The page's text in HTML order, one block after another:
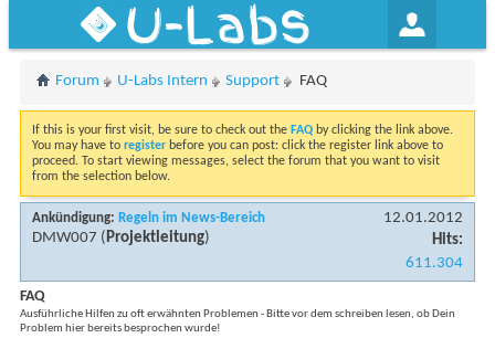
U-Labs
Forum U-Labs Intern Support FAQ
If this is your first visit, be sure to check out the FAQ by clicking the link above.
You may have to register before you can post: click the register link above to
proceed. To start viewing messages, select the forum that you want to visit
from the selection below.
Ankündigung: Regeln im News-Bereich
DMW007 (Projektleitung)
12.01.2012
Hits:
611.304
FAQ
Ausführliche Hilfen zu oft erwähnten Problemen - Bitte vor dem schreiben lesen, ob Dein
Problem hier bereits besprochen wurde!